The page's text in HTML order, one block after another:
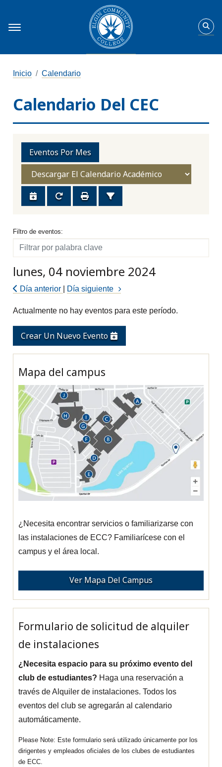
Inicio Calendario
Calendario Del CEC
Eventos Por Mes
Crear Un Nuevo Evento
Mapa del campus
¿Necesita encontrar servicios o familiarizarse con
las instalaciones de ECC? Familiarícese con el
campus y el área local.
Ver Mapa Del Campus
Formulario de solicitud de alquiler
de instalaciones
¿Necesita espacio para su próximo evento del
club de estudiantes? Haga una reservación a
través de Alquiler de instalaciones. Todos los
eventos del club se agregarán al calendario
automáticamente.
Este formulario será utilizado únicamente por los
dirigentes y empleados oficiales de los clubes de estudiantes
de ECC.
Filtro de eventos
Filtro de eventos:
Filtro
lunes, 04 noviembre 2024
Día anterior Día siguiente
Actualmente no hay eventos para este período.